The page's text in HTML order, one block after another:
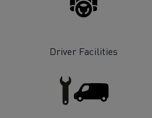
Driver Facilities